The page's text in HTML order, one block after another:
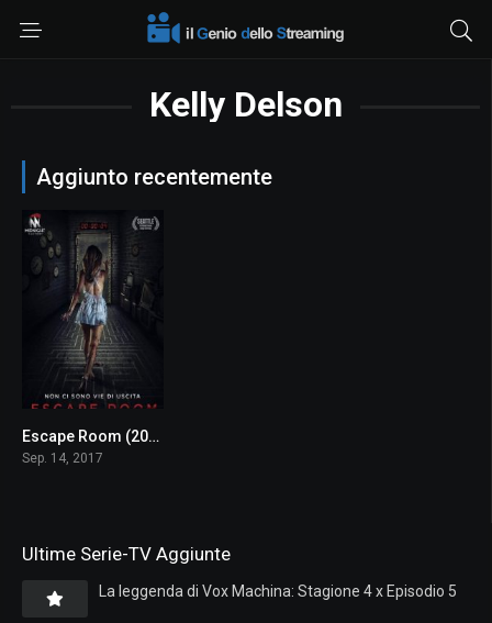
Kelly Delson
Aggiunto recentemente
4.2Escape Room (2017)
Sep. 14, 2017
Ultime Serie-TV Aggiunte
La leggenda di Vox Machina: Stagione 4 x Episodio 5